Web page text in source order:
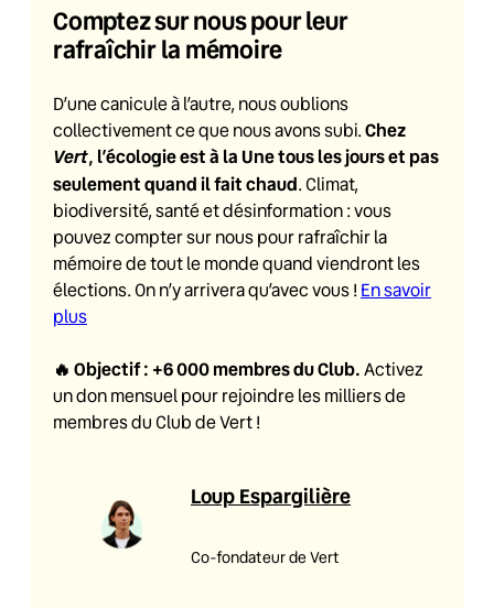
Comptez sur nous pour leur
rafraîchir la mémoire
D’une canicule à l’autre, nous oublions
collectivement ce que nous avons subi.Chez
Vert, l’écologie est à la Une tous les jours et pas
seulement quand il fait chaud. Climat,
biodiversité, santé et désinformation : vous
pouvez compter sur nous pour rafraîchir la
mémoire de tout le monde quand viendront les
élections. On n’y arrivera qu’avec vous ! En savoir
plus
🔥 Objectif : +6 000 membres du Club. Activez
un don mensuel pour rejoindre les milliers de
membres du Club de Vert !
Loup Espargilière
Co-fondateur de Vert